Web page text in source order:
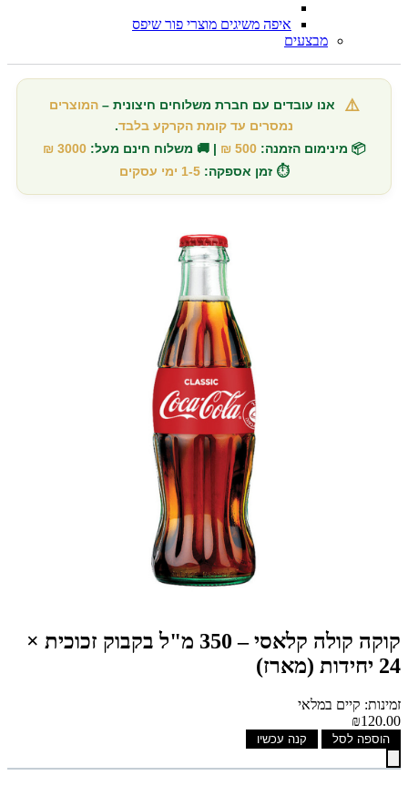
איפה משיגים מוצרי פור שיפס
מבצעים
⚠️ אנו עובדים עם חברת משלוחים חיצונית –המוצרים
נמסרים עד קומת הקרקע בלבד.
📦 מינימום הזמנה: 500 ₪ | 🚚 משלוח חינם מעל: 3000 ₪
⏱️ זמן אספקה: 1-5 ימי עסקים
קוקה קולה קלאסי – 350 מ"ל בקבוק זכוכית ×
24 יחידות (מארז)
זמינות: קיים במלאי
₪120.00
הוספה לסל קנה עכשיו